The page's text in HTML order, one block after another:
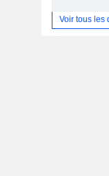
Voir tous les